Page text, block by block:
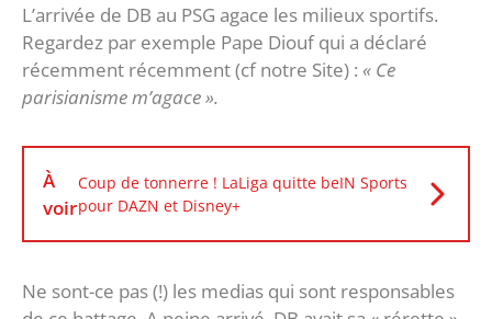
L’arrivée de DB au PSG agace les milieux sportifs.
Regardez par exemple Pape Diouf qui a déclaré
récemment récemment (cf notre Site) : « Ce
parisianisme m’agace ».
À
voir
Coup de tonnerre ! LaLiga quitte beIN Sports
pour DAZN et Disney+
Ne sont-ce pas (!) les medias qui sont responsables